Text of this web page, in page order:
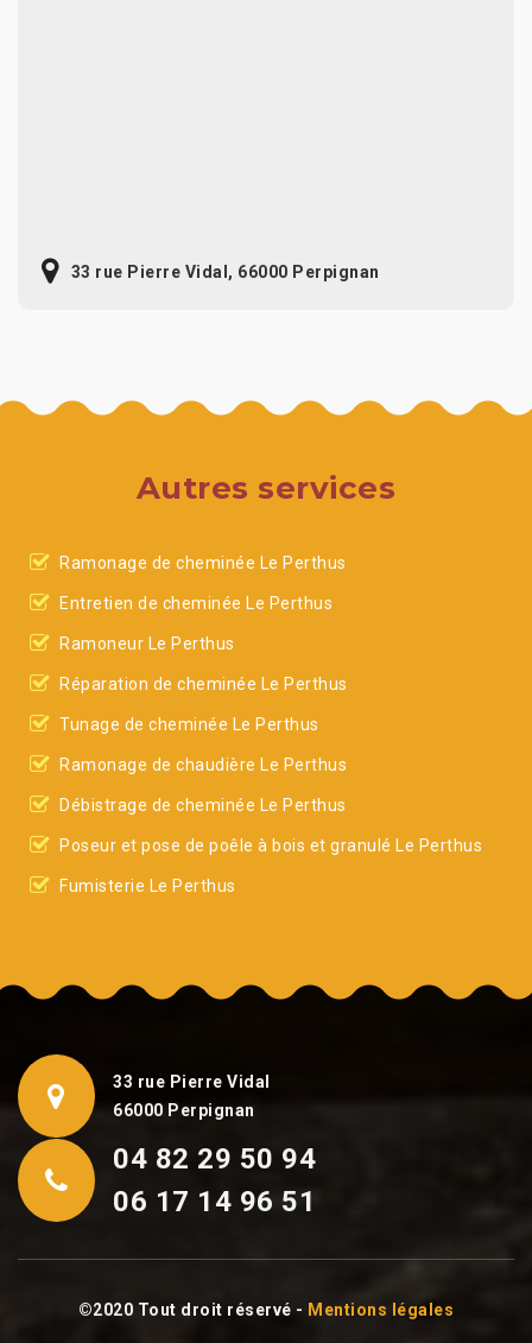
33 rue Pierre Vidal, 66000 Perpignan
Autres services
Ramonage de cheminée Le Perthus
Entretien de cheminée Le Perthus
Ramoneur Le Perthus
Réparation de cheminée Le Perthus
Tunage de cheminée Le Perthus
Ramonage de chaudière Le Perthus
Débistrage de cheminée Le Perthus
Poseur et pose de poêle à bois et granulé Le Perthus
Fumisterie Le Perthus
33 rue Pierre Vidal
66000 Perpignan
04 82 29 50 94
06 17 14 96 51
©2020 Tout droit réservé - Mentions légales